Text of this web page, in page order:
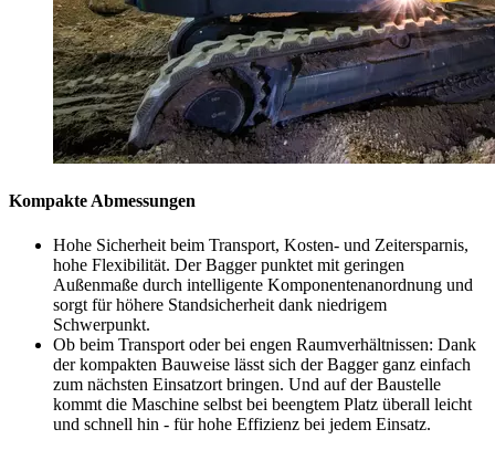
Kompakte Abmessungen
Hohe Sicherheit beim Transport, Kosten- und Zeitersparnis,
hohe Flexibilität. Der Bagger punktet mit geringen
Außenmaße durch intelligente Komponentenanordnung und
sorgt für höhere Standsicherheit dank niedrigem
Schwerpunkt.
Ob beim Transport oder bei engen Raumverhältnissen: Dank
der kompakten Bauweise lässt sich der Bagger ganz einfach
zum nächsten Einsatzort bringen. Und auf der Baustelle
kommt die Maschine selbst bei beengtem Platz überall leicht
und schnell hin - für hohe Effizienz bei jedem Einsatz.